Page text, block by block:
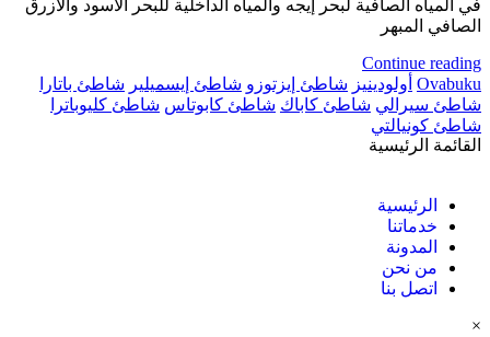
في المياه الصافية لبحر إيجه والمياه الداخلية للبحر الأسود والأزرق
الصافي المبهر
Continue reading
Ovabuku أولودينيز شاطئ إيزتوزو شاطئ إيسميلير شاطئ باتارا
شاطئ سيرالي شاطئ كاباك شاطئ كابوتاس شاطئ كليوباترا
شاطئ كونيالتي
القائمة الرئيسية
الرئيسية
خدماتنا
المدونة
من نحن
اتصل بنا
×